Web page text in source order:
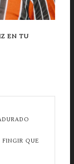
EN TU
FINGIR QUE